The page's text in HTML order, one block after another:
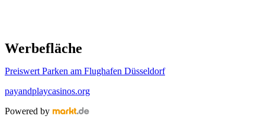
Werbefläche
Preiswert Parken am Flughafen Düsseldorf
payandplaycasinos.org
Powered by